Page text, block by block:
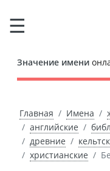
Значение имени
Главная Имена
английские
древние
христианские